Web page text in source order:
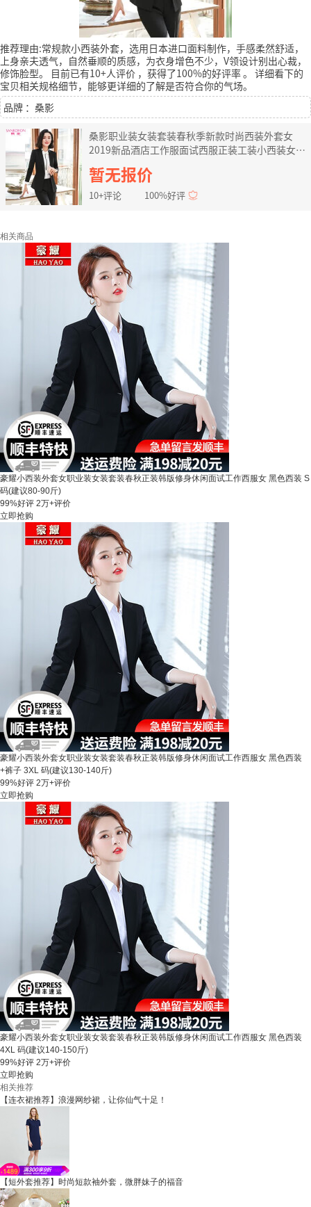
推荐理由:常规款小西装外套，选用日本进口面料制作，手感柔然舒适，
上身亲夫透气，自然垂顺的质感，为衣身增色不少，V领设计别出心裁，
修饰脸型。
目前已有10+人评价 ，获得了100%的好评率。 详细看下的
宝贝相关规格细节，能够更详细的了解是否符合你的气场。
品牌 ：桑影
桑影职业装女装套装春秋季新款时尚西装外套女
2019新品酒店工作服面试西服正装工装小西装女
黑外套+白衬衣+黑西裤+黑半裙 M（建议91-102
斤）
暂无报价
10+评论 100%好评
相关商品
豪耀小西装外套女职业装女装套装春秋正装韩版修身休闲面试工作西服女 黑色西装 S
码(建议80-90斤)
99%好评 2万+评价
立即抢购
豪耀小西装外套女职业装女装套装春秋正装韩版修身休闲面试工作西服女 黑色西装
+裤子 3XL 码(建议130-140斤)
99%好评 2万+评价
立即抢购
豪耀小西装外套女职业装女装套装春秋正装韩版修身休闲面试工作西服女 黑色西装
4XL 码(建议140-150斤)
99%好评 2万+评价
立即抢购
相关推荐
【连衣裙推荐】浪漫网纱裙，让你仙气十足！
【短外套推荐】时尚短款袖外套，微胖妹子的福音